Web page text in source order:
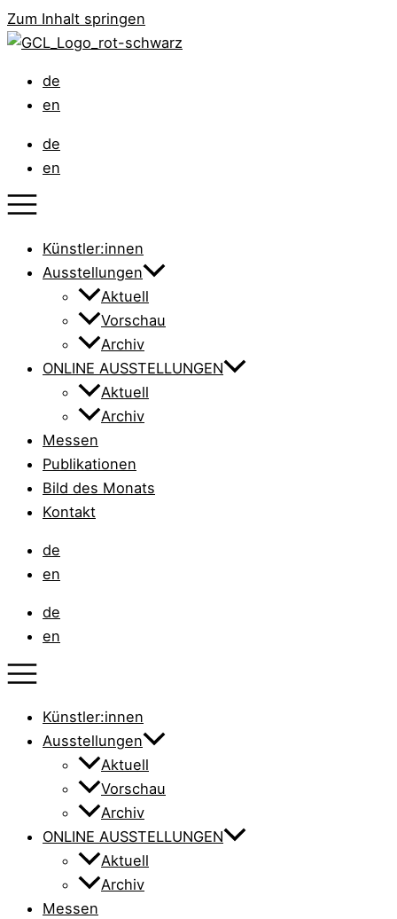
Zum Inhalt springen
de
en
de
en
Künstler:innen
Ausstellungen
Aktuell
Vorschau
Archiv
ONLINE AUSSTELLUNGEN
Aktuell
Archiv
Messen
Publikationen
Bild des Monats
Kontakt
de
en
de
en
Künstler:innen
Ausstellungen
Aktuell
Vorschau
Archiv
ONLINE AUSSTELLUNGEN
Aktuell
Archiv
Messen